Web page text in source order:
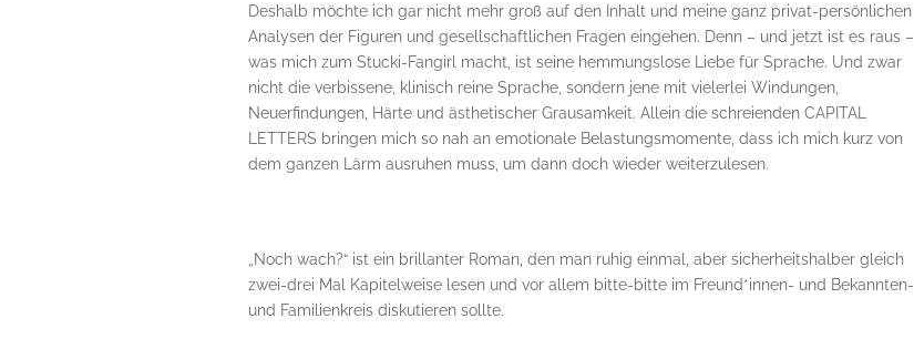
Deshalb möchte ich gar nicht mehr groß auf den Inhalt und meine ganz privat-persönlichen
Analysen der Figuren und gesellschaftlichen Fragen eingehen. Denn – und jetzt ist es raus –
was mich zum Stucki-Fangirl macht, ist seine hemmungslose Liebe für Sprache. Und zwar
nicht die verbissene, klinisch reine Sprache, sondern jene mit vielerlei Windungen,
Neuerfindungen, Härte und ästhetischer Grausamkeit. Allein die schreienden CAPITAL
LETTERS bringen mich so nah an emotionale Belastungsmomente, dass ich mich kurz von
dem ganzen Lärm ausruhen muss, um dann doch wieder weiterzulesen.
„Noch wach?“ ist ein brillanter Roman, den man ruhig einmal, aber sicherheitshalber gleich
zwei-drei Mal Kapitelweise lesen und vor allem bitte-bitte im Freund*innen- und Bekannten-
und Familienkreis diskutieren sollte.